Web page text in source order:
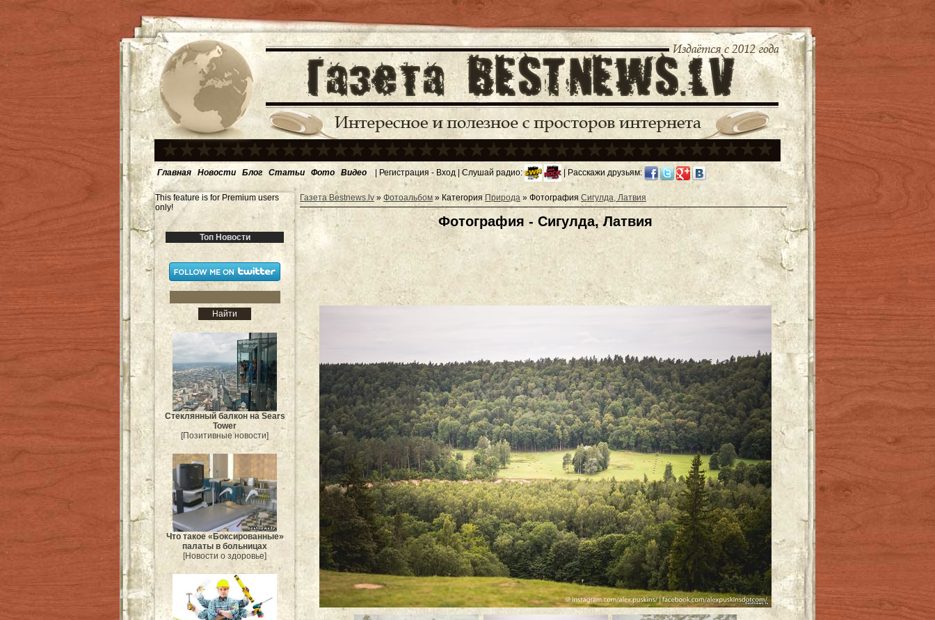
Главная Новости Блог Статьи Фото Видео | Регистрация - Вход | Слушай радио: | Расскажи друзьям:
This feature is for Premium users
only!
Топ Новости
Стеклянный балкон на Sears
Tower
[Позитивные новости]
Что такое «Боксированные»
палаты в больницах
[Новости о здоровье]
Газета Bestnews.lv» Фотоальбом » Категория Природа » Фотография Сигулда, Латвия
Фотография - Сигулда, Латвия